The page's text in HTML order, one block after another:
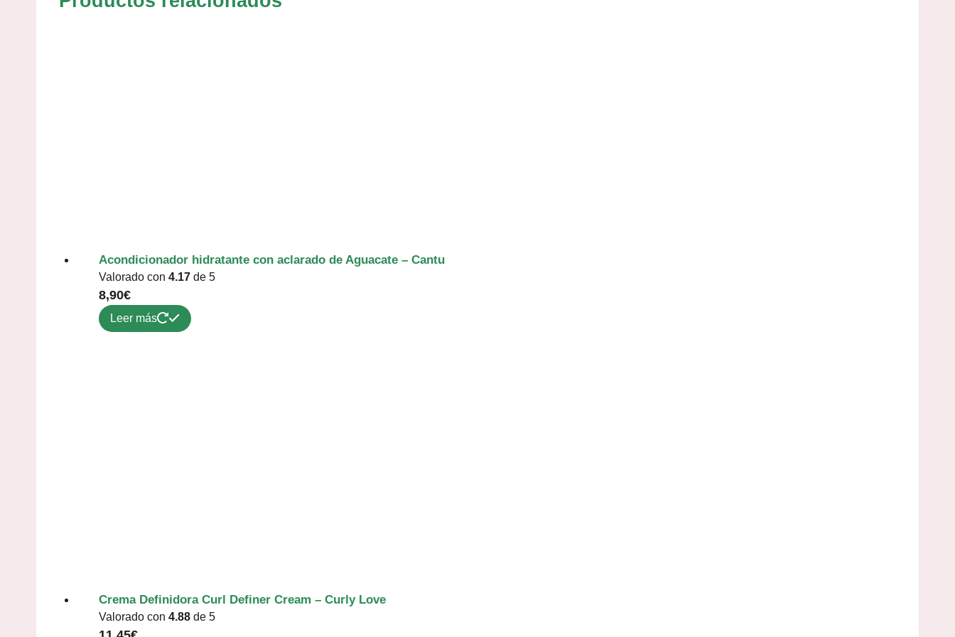
Acondicionador hidratante con aclarado de Aguacate – Cantu
Valorado con 4.17 de 5
8,90€
Leer más
Crema Definidora Curl Definer Cream – Curly Love
Valorado con 4.88 de 5